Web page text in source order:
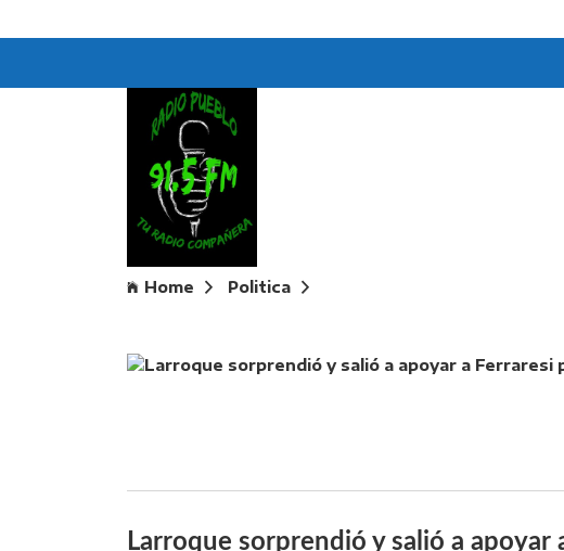
Home Politica
Larroque sorprendió y salió a apoyar